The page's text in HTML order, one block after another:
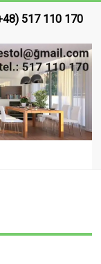
517 110 170